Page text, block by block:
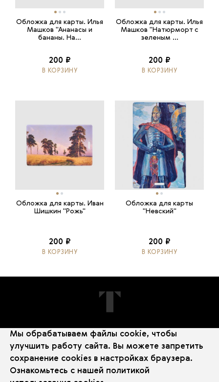
Обложка для карты. Илья
Машков "Ананасы и
бананы. На...
200 ₽
В КОРЗИНУ
Обложка для карты. Илья
Машков "Натюрморт с
зеленым ...
200 ₽
В КОРЗИНУ
Обложка для карты. Иван
Шишкин "Рожь"
200 ₽
В КОРЗИНУ
Обложка для карты
"Невский"
200 ₽
В КОРЗИНУ
ПОДПИШИТЕСЬ НА НОВОСТИ
Мы обрабатываем файлы cookie, чтобы
улучшить работу сайта. Вы можете запретить
сохранение cookies в настройках браузера.
Ознакомьтесь с нашей политикой